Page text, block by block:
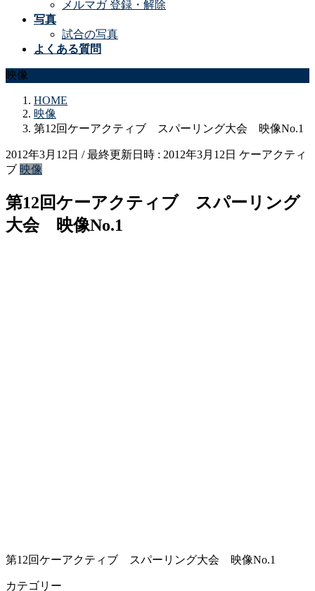
メルマガ 登録・解除
写真
試合の写真
よくある質問
映像
HOME
映像
第12回ケーアクティブ スパーリング大会 映像No.1
2012年3月12日 / 最終更新日時 : 2012年3月12日 ケーアクティ
ブ 映像
第12回ケーアクティブ スパーリング
大会 映像No.1
第12回ケーアクティブ スパーリング大会 映像No.1
カテゴリー